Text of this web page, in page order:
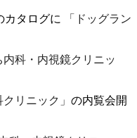
カタログに
「ドッグラン
内科・内視鏡クリニッ
リニック」 の内覧会開